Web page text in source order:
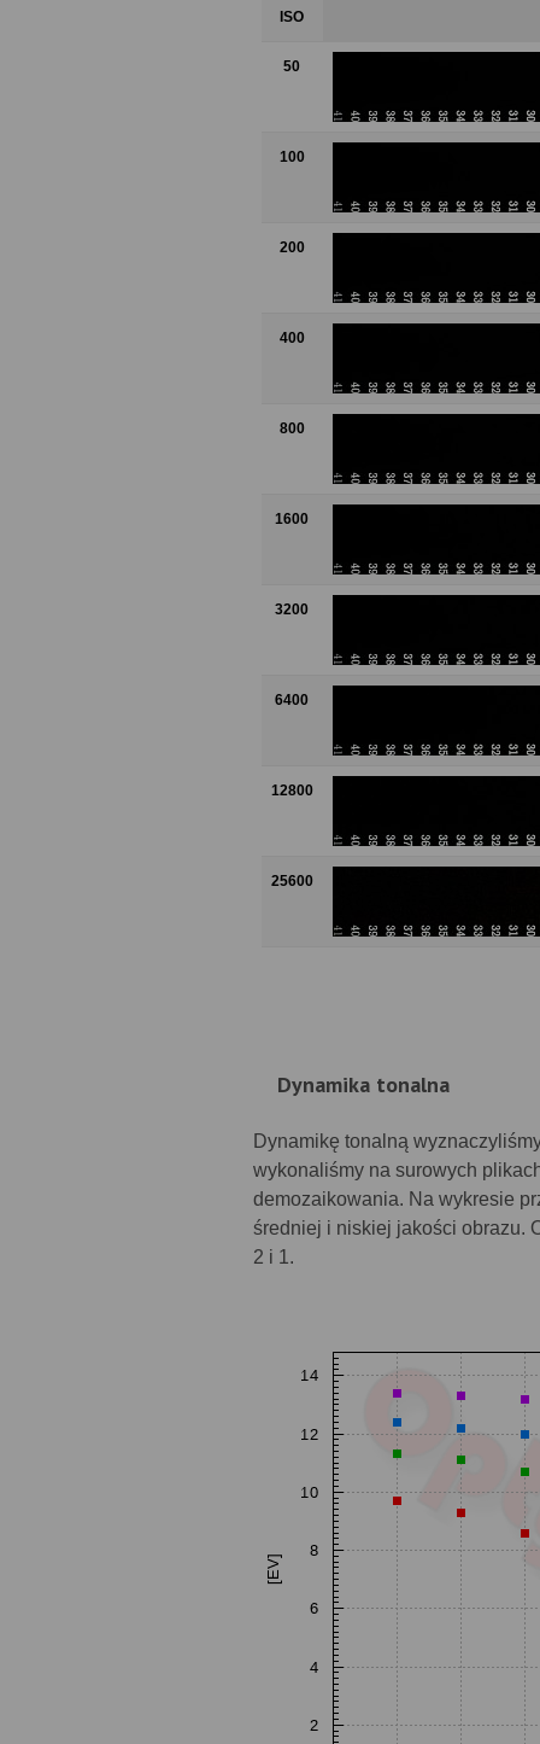
ISO
50
100
200
400
800
1600
3200
6400
12800
25600
Dynamika tonalna
Dynamikę tonalną
wykonaliśmy na surowych
demozaikowania. Na wykresie
średniej i niskiej jakości obrazu.
2 i 1.